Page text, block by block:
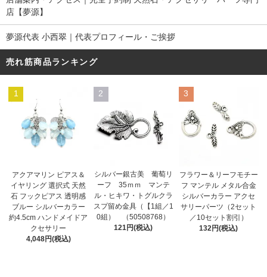
店【夢源】
夢源代表 小西翠｜代表プロフィール・ご挨拶
売れ筋商品ランキング
1
アクアマリン ピアス＆
イヤリング 選択式 天然
石 フックピアス 透明感
ブルー シルバーカラー
約4.5cm ハンドメイドア
クセサリー
4,048円(税込)
2
シルバー銀古美 葡萄リ
ーフ 35ｍｍ マンテ
ル・ヒキワ・トグルクラ
スプ留め金具（【1組／1
0組） （50508768）
121円(税込)
3
フラワー＆リーフモチー
フ マンテル メタル合金
シルバーカラー アクセ
サリーパーツ（2セット
／10セット割引）
132円(税込)